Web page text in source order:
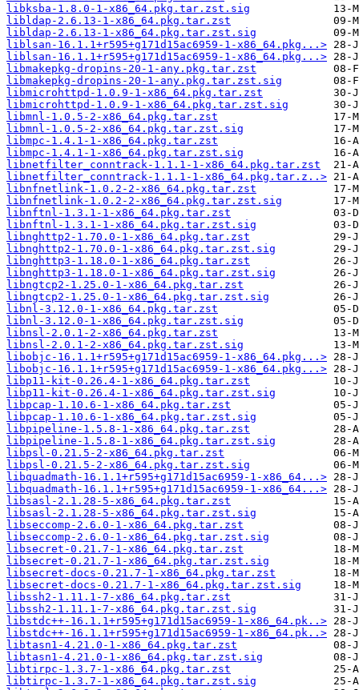
libksba-1.8.0-1-x86_64.pkg.tar.zst.sig
libldap-2.6.13-1-x86_64.pkg.tar.zst
libldap-2.6.13-1-x86_64.pkg.tar.zst.sig
liblsan-16.1.1+r595+g171d15ac6959-1-x86_64.pkg...>
liblsan-16.1.1+r595+g171d15ac6959-1-x86_64.pkg...>
libmakepkg-dropins-20-1-any.pkg.tar.zst
libmakepkg-dropins-20-1-any.pkg.tar.zst.sig
libmicrohttpd-1.0.9-1-x86_64.pkg.tar.zst
libmicrohttpd-1.0.9-1-x86_64.pkg.tar.zst.sig
libmnl-1.0.5-2-x86_64.pkg.tar.zst
libmnl-1.0.5-2-x86_64.pkg.tar.zst.sig
libmpc-1.4.1-1-x86_64.pkg.tar.zst
libmpc-1.4.1-1-x86_64.pkg.tar.zst.sig
libnetfilter_conntrack-1.1.1-1-x86_64.pkg.tar.zst
libnetfilter_conntrack-1.1.1-1-x86_64.pkg.tar.z..>
libnfnetlink-1.0.2-2-x86_64.pkg.tar.zst
libnfnetlink-1.0.2-2-x86_64.pkg.tar.zst.sig
libnftnl-1.3.1-1-x86_64.pkg.tar.zst
libnftnl-1.3.1-1-x86_64.pkg.tar.zst.sig
libnghttp2-1.70.0-1-x86_64.pkg.tar.zst
libnghttp2-1.70.0-1-x86_64.pkg.tar.zst.sig
libnghttp3-1.18.0-1-x86_64.pkg.tar.zst
libnghttp3-1.18.0-1-x86_64.pkg.tar.zst.sig
libngtcp2-1.25.0-1-x86_64.pkg.tar.zst
libngtcp2-1.25.0-1-x86_64.pkg.tar.zst.sig
libnl-3.12.0-1-x86_64.pkg.tar.zst
libnl-3.12.0-1-x86_64.pkg.tar.zst.sig
libnsl-2.0.1-2-x86_64.pkg.tar.zst
libnsl-2.0.1-2-x86_64.pkg.tar.zst.sig
libobjc-16.1.1+r595+g171d15ac6959-1-x86_64.pkg...>
libobjc-16.1.1+r595+g171d15ac6959-1-x86_64.pkg...>
libp11-kit-0.26.4-1-x86_64.pkg.tar.zst
libp11-kit-0.26.4-1-x86_64.pkg.tar.zst.sig
libpcap-1.10.6-1-x86_64.pkg.tar.zst
libpcap-1.10.6-1-x86_64.pkg.tar.zst.sig
libpipeline-1.5.8-1-x86_64.pkg.tar.zst
libpipeline-1.5.8-1-x86_64.pkg.tar.zst.sig
libpsl-0.21.5-2-x86_64.pkg.tar.zst
libpsl-0.21.5-2-x86_64.pkg.tar.zst.sig
libquadmath-16.1.1+r595+g171d15ac6959-1-x86_64...>
libquadmath-16.1.1+r595+g171d15ac6959-1-x86_64...>
libsasl-2.1.28-5-x86_64.pkg.tar.zst
libsasl-2.1.28-5-x86_64.pkg.tar.zst.sig
libseccomp-2.6.0-1-x86_64.pkg.tar.zst
libseccomp-2.6.0-1-x86_64.pkg.tar.zst.sig
libsecret-0.21.7-1-x86_64.pkg.tar.zst
libsecret-0.21.7-1-x86_64.pkg.tar.zst.sig
libsecret-docs-0.21.7-1-x86_64.pkg.tar.zst
libsecret-docs-0.21.7-1-x86_64.pkg.tar.zst.sig
libssh2-1.11.1-7-x86_64.pkg.tar.zst
libssh2-1.11.1-7-x86_64.pkg.tar.zst.sig
libstdc++-16.1.1+r595+g171d15ac6959-1-x86_64.pk..>
libstdc++-16.1.1+r595+g171d15ac6959-1-x86_64.pk..>
libtasn1-4.21.0-1-x86_64.pkg.tar.zst
libtasn1-4.21.0-1-x86_64.pkg.tar.zst.sig
libtirpc-1.3.7-1-x86_64.pkg.tar.zst
libtirpc-1.3.7-1-x86_64.pkg.tar.zst.sig